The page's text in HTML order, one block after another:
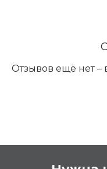
Отзывов ещё нет –